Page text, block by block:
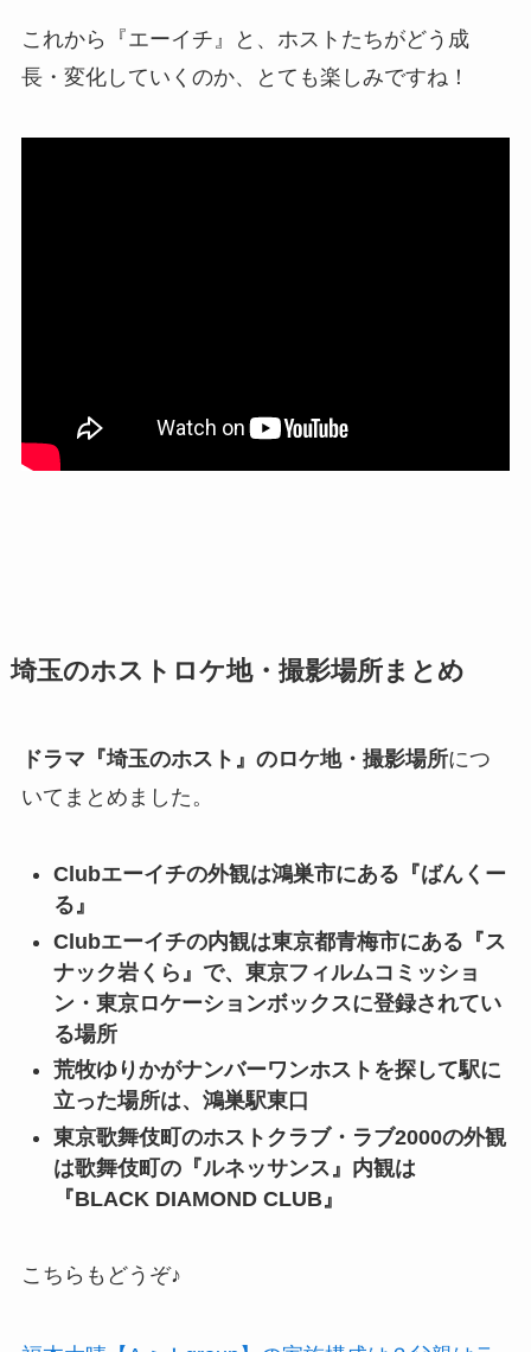
これから『エーイチ』と、ホストたちがどう成
長・変化していくのか、とても楽しみですね！
埼玉のホストロケ地・撮影場所まとめ
ドラマ『埼玉のホスト』のロケ地・撮影場所につ
いてまとめました。
Clubエーイチの外観は鴻巣市にある『ばんくー
る』
Clubエーイチの内観は東京都青梅市にある『ス
ナック岩くら』で、東京フィルムコミッショ
ン・東京ロケーションボックスに登録されてい
る場所
荒牧ゆりかがナンバーワンホストを探して駅に
立った場所は、鴻巣駅東口
東京歌舞伎町のホストクラブ・ラブ2000の外観
は歌舞伎町の『ルネッサンス』内観は
『BLACK DIAMOND CLUB』
こちらもどうぞ♪